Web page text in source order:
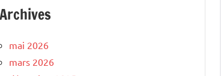
Archives
mai 2026
mars 2026